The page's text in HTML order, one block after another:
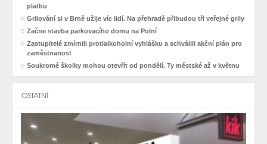
platbu
Grilování si v Brně užije víc lidí. Na přehradě přibudou tři veřejné grily
Začne stavba parkovacího domu na Polní
Zastupitelé zmírnili protialkoholní vyhlášku a schválili akční plán pro
zaměstnanost
Soukromé školky mohou otevřít od pondělí. Ty městské až v květnu
OSTATNÍ